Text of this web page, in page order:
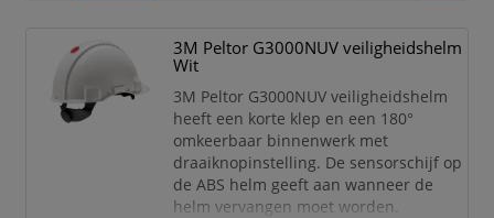
Speedgles 9100, 9100 Air, 9100
3M Peltor G3000NUV veiligheidshelm
Wit
3M Peltor G3000NUV veiligheidshelm
heeft een korte klep en een 180°
omkeerbaar binnenwerk met
draaiknopinstelling. De sensorschijf op
de ABS helm geeft aan wanneer de
helm vervangen moet worden.